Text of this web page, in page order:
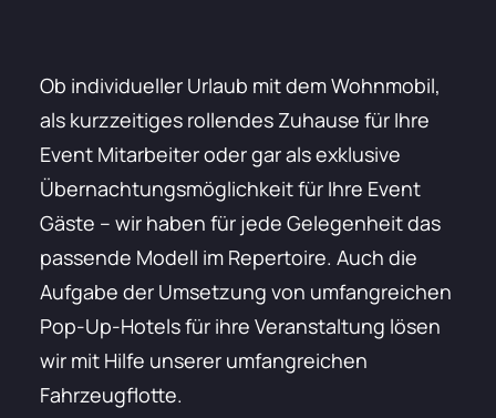
Ob individueller Urlaub mit dem Wohnmobil,
als kurzzeitiges rollendes Zuhause für Ihre
Event Mitarbeiter oder gar als exklusive
Übernachtungsmöglichkeit für Ihre Event
Gäste – wir haben für jede Gelegenheit das
passende Modell im Repertoire. Auch die
Aufgabe der Umsetzung von umfangreichen
Pop-Up-Hotels für ihre Veranstaltung lösen
wir mit Hilfe unserer umfangreichen
Fahrzeugflotte.